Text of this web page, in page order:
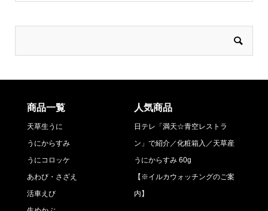
商品一覧
天草生うに
うにからすみ
うにコロッケ
あわび・さざえ
活車えび
人気商品
日テレ「満天☆青空レストラ
ン」で紹介／化粧箱入／天草産
うにからすみ 60g
【※イルカウォッチングのご案
内】